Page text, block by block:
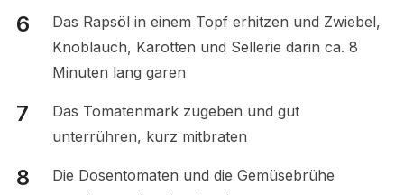
Das Rapsöl in einem Topf erhitzen und Zwiebel,
Knoblauch, Karotten und Sellerie darin ca. 8
Minuten lang garen
Das Tomatenmark zugeben und gut
unterrühren, kurz mitbraten
Die Dosentomaten und die Gemüsebrühe